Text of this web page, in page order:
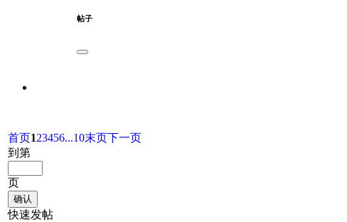
帖子
首页123456...10末页下一页
到第
页
确认
快速发帖